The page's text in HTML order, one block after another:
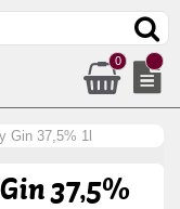
0
Gin 37,5% 1l
37,5%